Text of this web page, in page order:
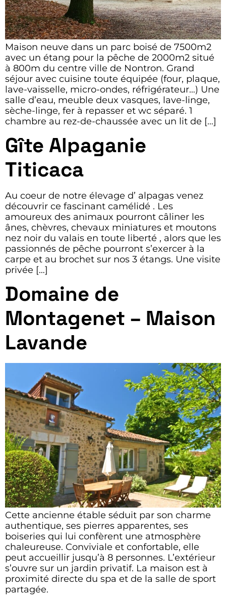
Maison neuve dans un parc boisé de 7500m2
avec un étang pour la pêche de 2000m2 situé
à 800m du centre ville de Nontron. Grand
séjour avec cuisine toute équipée (four, plaque,
lave-vaisselle, micro-ondes, réfrigérateur…) Une
salle d’eau, meuble deux vasques, lave-linge,
sèche-linge, fer à repasser et wc séparé. 1
chambre au rez-de-chaussée avec un lit de […]
Gîte Alpaganie
Titicaca
Au coeur de notre élevage d’ alpagas venez
découvrir ce fascinant camélidé . Les
amoureux des animaux pourront câliner les
ânes, chèvres, chevaux miniatures et moutons
nez noir du valais en toute liberté , alors que les
passionnés de pêche pourront s’exercer à la
carpe et au brochet sur nos 3 étangs. Une visite
privée […]
Domaine de
Montagenet – Maison
Lavande
Cette ancienne étable séduit par son charme
authentique, ses pierres apparentes, ses
boiseries qui lui confèrent une atmosphère
chaleureuse. Conviviale et confortable, elle
peut accueillir jusqu’à 8 personnes. L’extérieur
s’ouvre sur un jardin privatif. La maison est à
proximité directe du spa et de la salle de sport
partagée.